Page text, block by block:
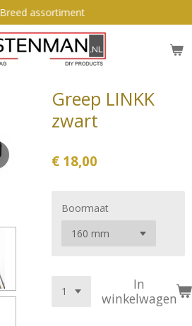
Breed assortiment
Greep LINKK
zwart
€ 18,00
Boormaat
In
winkelwagen